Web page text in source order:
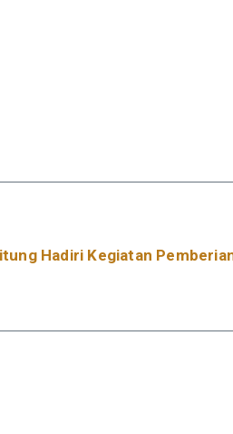
Hadiri Kegiatan